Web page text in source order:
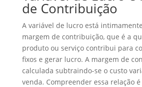
de Contribuição
A variável de lucro está
margem de contribuição, que é a
produto ou serviço contribui para
fixos e gerar lucro. A margem de
calculada subtraindo-se o custo
venda. Compreender essa relação